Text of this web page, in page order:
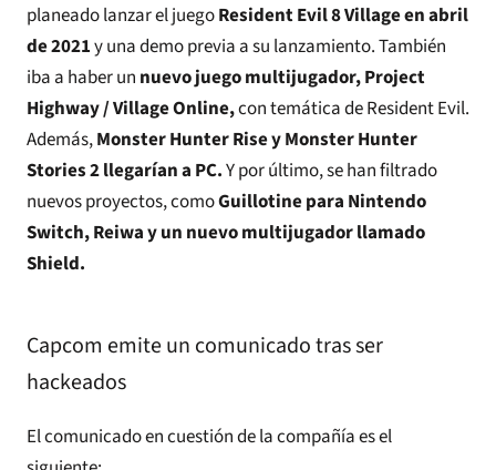
planeado lanzar el juegoResident Evil 8 Village en abril
de 2021y una demo previa a su lanzamiento. También
iba a haber un nuevo juego multijugador, Project
Highway / Village Online,con temática de Resident Evil.
Además,Monster Hunter Rise y Monster Hunter
Stories 2 llegarían a PC.Y por último, se han filtrado
nuevos proyectos, comoGuillotine para Nintendo
Switch, Reiwa y un nuevo multijugador llamado
Shield.
Capcom emite un comunicado tras ser
hackeados
El comunicado en cuestión de la compañía es el